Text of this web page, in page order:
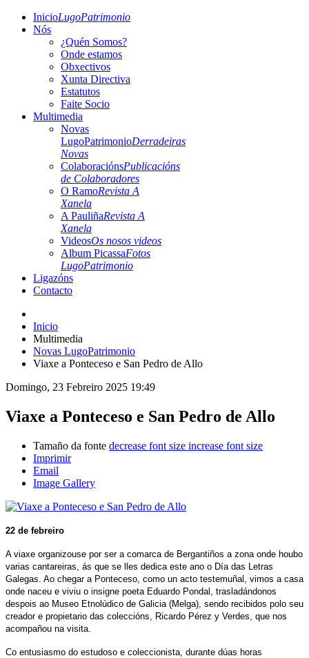
InicioLugoPatrimonio
Nós
¿Quén Somos?
Onde estamos
Obxectivos
Xunta Directiva
Estatutos
Faite Socio
Multimedia
Novas
LugoPatrimonioDerradeiras
Novas
ColaboraciónsPublicacións
de Colaboradores
O RamoRevista A
Xanela
A PauliñaRevista A
Xanela
VideosOs nosos videos
Album PicassaFotos
LugoPatrimonio
Ligazóns
Contacto
Inicio
Multimedia
Novas LugoPatrimonio
Viaxe a Ponteceso e San Pedro de Allo
Domingo, 23 Febreiro 2025 19:49
Viaxe a Ponteceso e San Pedro de Allo
Tamaño da fonte decrease font size increase font size
Imprimir
Email
Image Gallery
22 de febreiro
A viaxe organizouse por ser a comarca de Bergantiños a zona onde houbo
varias cantareiras, ás que se lles dedica este ano o Día das Letras
Galegas. Ao chegar a Ponteceso, como un acto testemuñal, vimos a casa
onde naceu e viviu o insigne poeta Eduardo Pondal, trasladándonos
despois ao Museo Etnolúdico de Galicia (Melga), sendo recibidos polo seu
creador e propietario das coleccións, Ricardo Pérez y Verdes, que nos
acompañou na visita.
Co entusiasmo do estudoso e coleccionista, durante dúas horas